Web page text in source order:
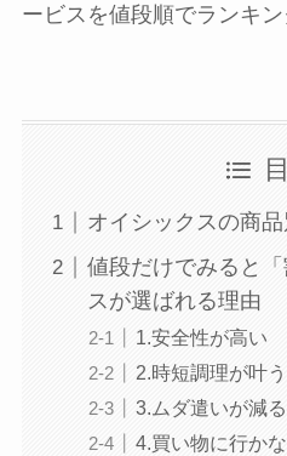
ービスを値段順でランキン
オイシックスの商
値段だけでみると
スが選ばれる理由
1.安全性が高い
2.時短調理が叶う
3.ムダ遣いが減る
4.買い物に行か